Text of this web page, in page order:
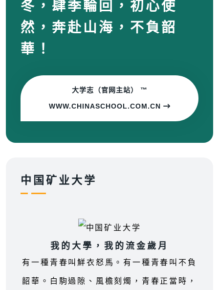
冬，肆季輪回，初心使
然，奔赴山海，不負韶
華！
大学志（官网主站） ™
WWW.CHINASCHOOL.COM.CN
中国矿业大学
我的大學，我的流金歲月
有一種青春叫鮮衣怒馬。有一種青春叫不負
韶華。白駒過隙、風檐刻燭，青春正當時，